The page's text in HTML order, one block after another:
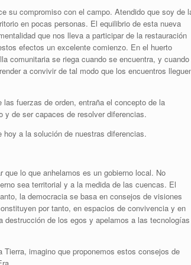
su compromiso con el campo. Atendido que soy de
en pocas personas. El equilibrio de esta nueva
que nos lleva a participar de la restauración
efectos un excelente comienzo. En el huerto
comunitaria se riega cuando se encuentra, y cuando
a convivir de tal modo que los encuentros
fuerzas de orden, entraña el concepto de la
y de ser capaces de resolver diferencias.
a la solución de nuestras diferencias.
lo que anhelamos es un gobierno local. No
sea territorial y a la medida de las cuencas. El
la democracia se basa en consejos de visiones
por tanto, en espacios de convivencia y en
de los egos y apelamos a las tecnologías
imagino que proponemos estos consejos de